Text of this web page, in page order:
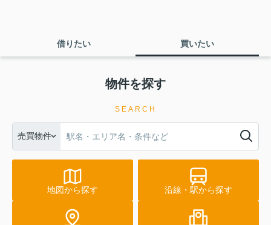
借りたい 買いたい
物件を探す
SEARCH
売買物件
地図から探す 沿線・駅から探す